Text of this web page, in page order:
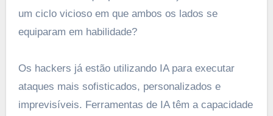
um ciclo vicioso em que ambos os lados se
equiparam em habilidade?
Os hackers já estão utilizando IA para executar
ataques mais sofisticados, personalizados e
imprevisíveis. Ferramentas de IA têm a capacidade